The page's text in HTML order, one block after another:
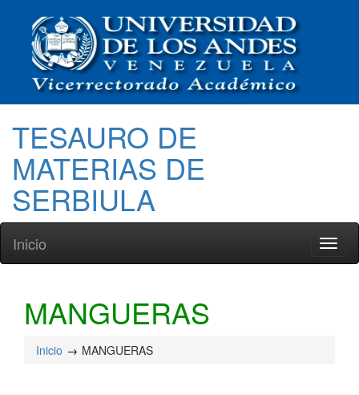
TESAURO DE
MATERIAS DE
SERBIULA
Inicio
MANGUERAS
Inicio MANGUERAS